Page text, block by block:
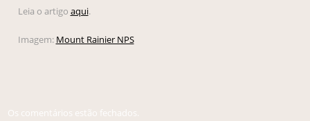
Leia o artigo aqui.
Imagem: Mount Rainier NPS
Os comentários estão fechados.